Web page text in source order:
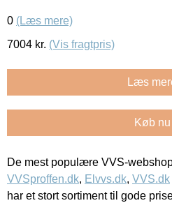
0 (Læs mere)
7004 kr. (Vis fragtpris)
Læs
Køb
De mest populære VVS-
VVSproffen.dk, Elvvs.dk, VVS.dk
har et stort sortiment til gode